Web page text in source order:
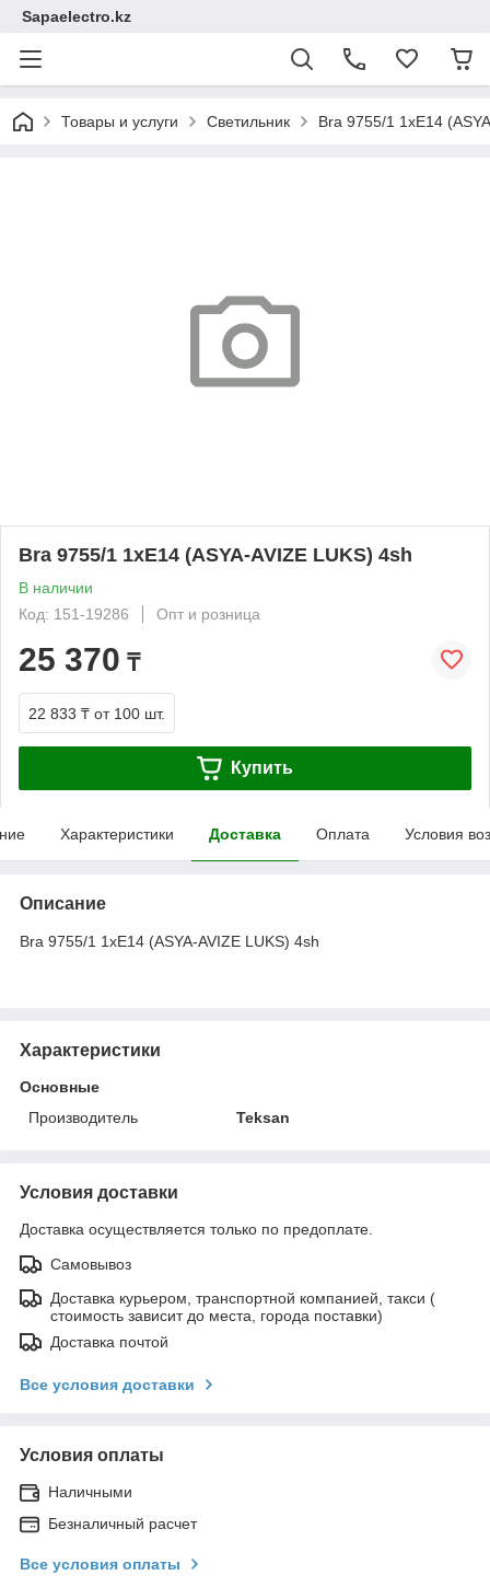
Sapaelectro.kz
Товары и услуги Светильник Bra 9755/1 1xE14
Bra 9755/1 1xE14 (ASYA-AVIZE LUKS) 4sh
В наличии
Код: 151-19286
Опт и розница
25 370 ₸
22 833 ₸ от 100 шт.
Купить
Характеристики Доставка Оплата Условия
Описание
Bra 9755/1 1xE14 (ASYA-AVIZE LUKS) 4sh
Характеристики
Основные
Производитель
Teksan
Условия доставки
Доставка осуществляется только по предоплате.
Самовывоз
Доставка курьером, транспортной компанией, такси (
стоимость зависит до места, города поставки)
Доставка почтой
Все условия доставки
Условия оплаты
Наличными
Безналичный расчет
Все условия оплаты